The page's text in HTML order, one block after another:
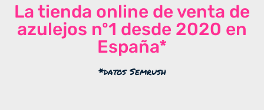
La tienda online de venta de
azulejos nº1 desde 2020 en
España*
*datos Semrush